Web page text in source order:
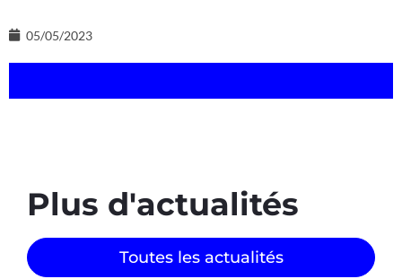
05/05/2023
Plus d'actualités
Toutes les actualités